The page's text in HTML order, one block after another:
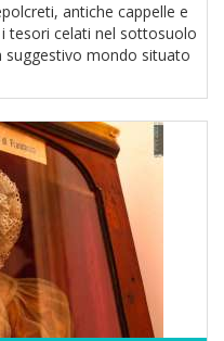
antiche cappelle e
tesori celati nel sottosuolo
mondo situato